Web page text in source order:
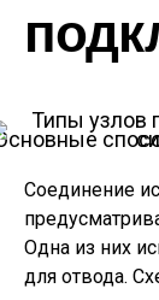
Соединение
Одна из них
для отвода.